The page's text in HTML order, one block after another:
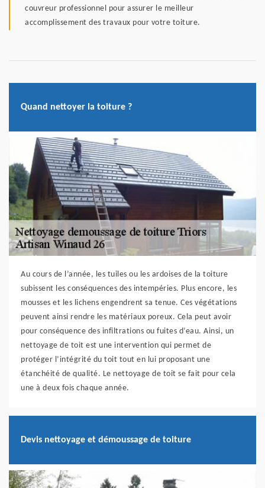
couvreur professionnel pour assurer le meilleur
accomplissement des travaux pour votre toiture.
Quand nettoyer la toiture ?
Au cours de l’année, les tuiles ou les ardoises de la toiture
subissent les conséquences des intempéries. Plus encore, les
mousses et les lichens engendrent sa tenue. Ces végétations
peuvent ainsi rendre les matériaux poreux. Cela peut avoir
pour conséquence des infiltrations ou fuites d’eau. Ainsi, un
nettoyage de toit est une intervention qui permet de
protéger l’intégrité du toit tout en lui proposant une
étanchéité de qualité. Le nettoyage de toit se fait pour cela
une à deux fois chaque année.
Devis nettoyage et démoussage de toiture